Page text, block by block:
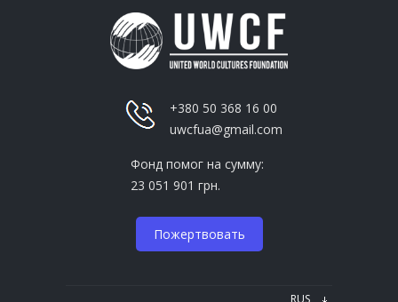
+380 50 368 16 00
uwcfua@gmail.com
Фонд помог на сумму:
23 051 901 грн.
Пожертвовать